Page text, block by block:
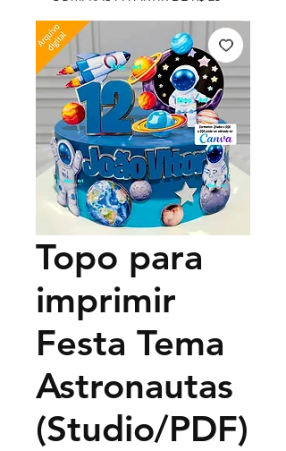
Topo para
imprimir
Festa Tema
Astronautas
(Studio/PDF)